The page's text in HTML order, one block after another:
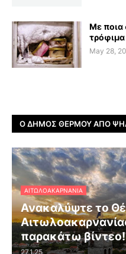
Με ποια
τρόφιμα
May 28,
Ο ΔΉΜΟΣ ΘΈΡΜΟΥ ΑΠΌ
ΑΙΤΩΛΟΑΚΑΡΝΑΝΊΑ
Ανακαλύψτε το
παρακάτω βίντεο!
27.1.25